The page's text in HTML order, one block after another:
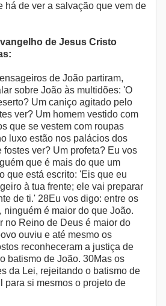
há de ver a salvação que vem de
de Jesus Cristo
de João partiram,
sobre João às multidões: 'O
Um caniço agitado pelo
ver? Um homem vestido com
que se vestem com roupas
luxo estão nos palácios dos
fostes ver? Um profeta? Eu vos
que é mais do que um
que está escrito: 'Eis que eu
à tua frente; ele vai preparar
de ti.' 28Eu vos digo: entre os
ninguém é maior do que João.
no Reino de Deus é maior do
ouviu e até mesmo os
reconheceram a justiça de
batismo de João. 30Mas os
da Lei, rejeitando o batismo de
para si mesmos o projeto de